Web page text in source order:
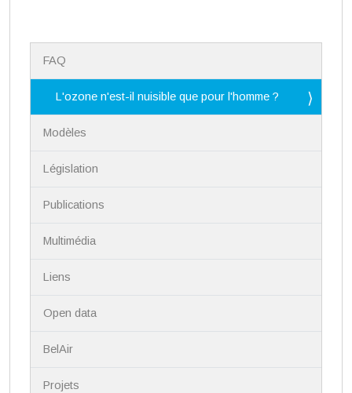
v
FAQ
L'ozone n'est-il nuisible que pour l'homme ?
Modèles
Législation
Publications
Multimédia
Liens
Open data
BelAir
Projets